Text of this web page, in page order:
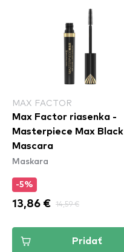
MAX FACTOR
Max Factor riasenka -
Masterpiece Max Black
Mascara
Maskara
-5%
13,86 € 14,59 €
Pridať